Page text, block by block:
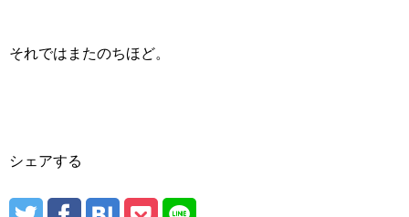
それではまたのちほど。
シェアする